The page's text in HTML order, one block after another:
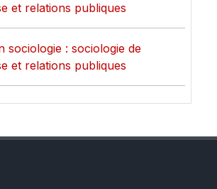
et relations publiques
sociologie : sociologie de
et relations publiques